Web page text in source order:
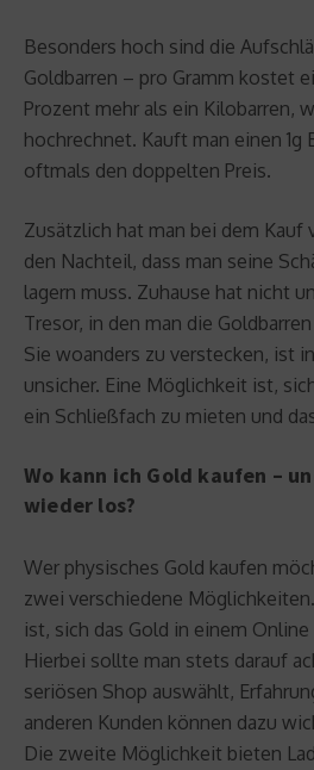
Besonders hoch sind die
Goldbarren – pro Gramm kostet
Prozent mehr als ein Kilobarren,
hochrechnet. Kauft man einen 1g
oftmals den doppelten Preis.
Zusätzlich hat man bei dem Kauf
den Nachteil, dass man seine
lagern muss. Zuhause hat nicht
Tresor, in den man die
Sie woanders zu verstecken, ist
unsicher. Eine Möglichkeit ist,
ein Schließfach zu mieten und
Wo kann ich Gold kaufen –
wieder los?
Wer physisches Gold kaufen
zwei verschiedene
ist, sich das Gold in einem
Hierbei sollte man stets darauf
seriösen Shop auswählt,
anderen Kunden können dazu
Die zweite Möglichkeit bieten